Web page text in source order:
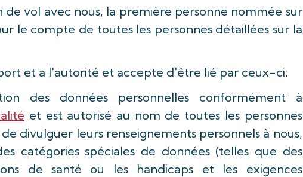
vol avec nous, la première personne nommée sur
le compte de toutes les personnes détaillées sur la
et a l'autorité et accepte d'être lié par ceux-ci;
des données personnelles conformément à
et est autorisé au nom de toutes les personnes
divulguer leurs renseignements personnels à nous,
catégories spéciales de données (telles que des
de santé ou les handicaps et les exigences